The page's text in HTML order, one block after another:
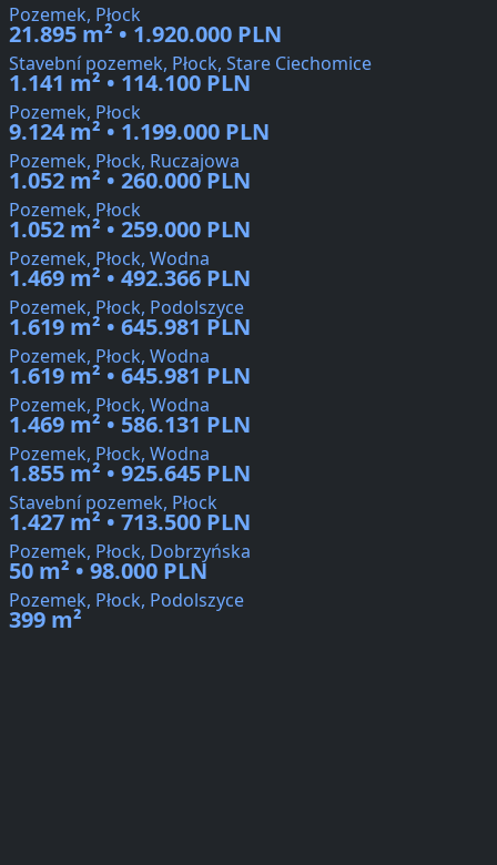
Pozemek, Płock
21.895 m² • 1.920.000 PLN
Stavební pozemek, Płock, Stare Ciechomice
1.141 m² • 114.100 PLN
Pozemek, Płock
9.124 m² • 1.199.000 PLN
Pozemek, Płock, Ruczajowa
1.052 m² • 260.000 PLN
Pozemek, Płock
1.052 m² • 259.000 PLN
Pozemek, Płock, Wodna
1.469 m² • 492.366 PLN
Pozemek, Płock, Podolszyce
1.619 m² • 645.981 PLN
Pozemek, Płock, Wodna
1.619 m² • 645.981 PLN
Pozemek, Płock, Wodna
1.469 m² • 586.131 PLN
Pozemek, Płock, Wodna
1.855 m² • 925.645 PLN
Stavební pozemek, Płock
1.427 m² • 713.500 PLN
Pozemek, Płock, Dobrzyńska
50 m² • 98.000 PLN
Pozemek, Płock, Podolszyce
399 m²